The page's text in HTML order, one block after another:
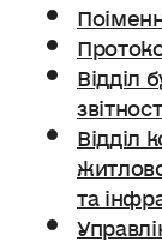
Відділ
Відділ
та